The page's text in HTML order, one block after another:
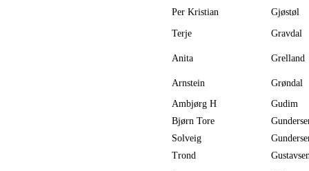
Per Kristian
Gjøstøl
Terje Gravdal
Anita Grelland
Arnstein
Grøndal
Ambjørg H
Gudim
Bjørn Tore
Solveig
Trond